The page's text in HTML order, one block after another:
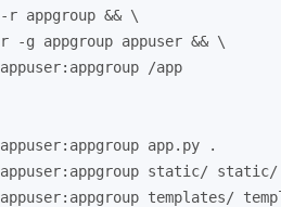
r appgroup && \
-g appgroup appuser && \
/app
app.py .
static/ static/
templates/